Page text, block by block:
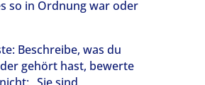
so in Ordnung war oder
Beschreibe, was du
gehört hast, bewerte